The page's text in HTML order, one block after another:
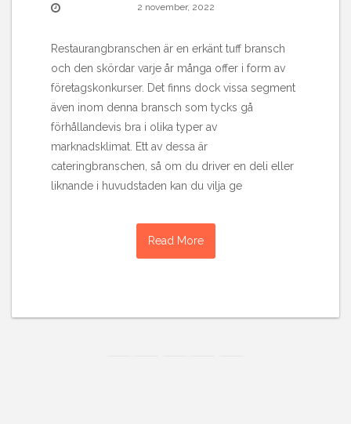
2 november, 2022
Restaurangbranschen är en erkänt tuff bransch
och den skördar varje år många offer i form av
företagskonkurser. Det finns dock vissa segment
även inom denna bransch som tycks gå
förhållandevis bra i olika typer av
marknadsklimat. Ett av dessa är
cateringbranschen, så om du driver en deli eller
liknande i huvudstaden kan du vilja ge
Read More